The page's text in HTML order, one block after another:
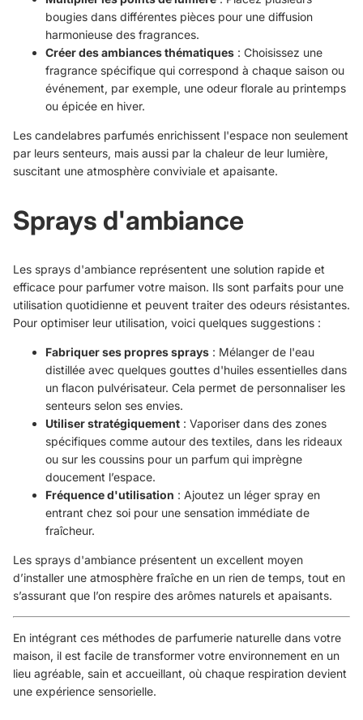
bougies dans différentes pièces pour une diffusion
harmonieuse des fragrances.
Créer des ambiances thématiques : Choisissez une
fragrance spécifique qui correspond à chaque saison ou
événement, par exemple, une odeur florale au printemps
ou épicée en hiver.
Les candelabres parfumés enrichissent l'espace non seulement
par leurs senteurs, mais aussi par la chaleur de leur lumière,
suscitant une atmosphère conviviale et apaisante.
Sprays d'ambiance
Les sprays d'ambiance représentent une solution rapide et
efficace pour parfumer votre maison. Ils sont parfaits pour une
utilisation quotidienne et peuvent traiter des odeurs résistantes.
Pour optimiser leur utilisation, voici quelques suggestions :
Fabriquer ses propres sprays : Mélanger de l'eau
distillée avec quelques gouttes d'huiles essentielles dans
un flacon pulvérisateur. Cela permet de personnaliser les
senteurs selon ses envies.
Utiliser stratégiquement : Vaporiser dans des zones
spécifiques comme autour des textiles, dans les rideaux
ou sur les coussins pour un parfum qui imprègne
doucement l’espace.
Fréquence d'utilisation : Ajoutez un léger spray en
entrant chez soi pour une sensation immédiate de
fraîcheur.
Les sprays d'ambiance présentent un excellent moyen
d’installer une atmosphère fraîche en un rien de temps, tout en
s’assurant que l’on respire des arômes naturels et apaisants.
En intégrant ces méthodes de parfumerie naturelle dans votre
maison, il est facile de transformer votre environnement en un
lieu agréable, sain et accueillant, où chaque respiration devient
une expérience sensorielle.